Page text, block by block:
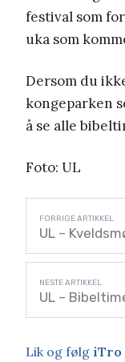
festival som
uka som
Dersom du
kongeparken
å se alle
Foto: UL
UL –
UL –
Lik og følg iTro